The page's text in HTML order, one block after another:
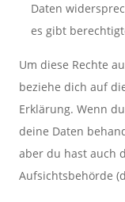
Daten
es gibt
Um diese Rechte
beziehe dich auf
Erklärung. Wenn
deine Daten
aber du hast auch
Aufsichtsbehörde